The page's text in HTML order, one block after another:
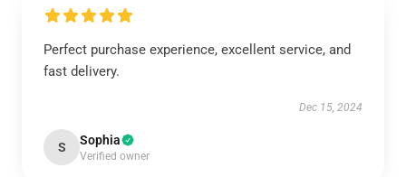
Perfect purchase experience, excellent service, and
fast delivery.
Dec 15, 2024
S Sophia
Verified owner